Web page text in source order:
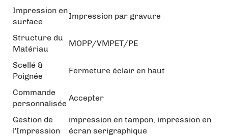
Impression en
surface
Impression par gravure
Structure du
Matériau
MOPP/VMPET/PE
Scellé &
Poignée
Fermeture éclair en haut
Commande
personnalisée
Accepter
Gestion de
l'Impression
impression en tampon, impression en
écran serigraphique